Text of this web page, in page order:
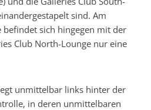
sind. Am
sich hingegen mit der
Club North-Lounge nur eine
unmittelbar links hinter der
in deren unmittelbaren